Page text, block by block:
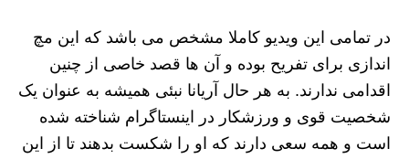
در تمامی این ویدیو کاملا مشخص می باشد که این مچ
اندازی برای تفریح بوده و آن ها قصد خاصی از چنین
اقدامی ندارند. به هر حال آریانا نبئی همیشه به عنوان یک
شخصیت قوی و ورزشکار در اینستاگرام شناخته شده
است و همه سعی دارند که او را شکست بدهند تا از این